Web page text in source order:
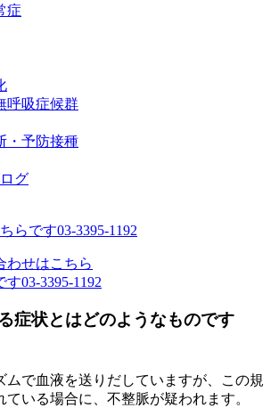
症
呼吸症候群
・予防接種
グ
わせはこちら
症状とはどのようなものです
ムで血液を送りだしていますが、この規
いる場合に、不整脈が疑われます。